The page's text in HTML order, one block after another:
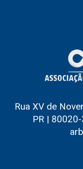
Rua XV de
PR |